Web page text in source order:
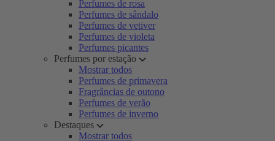
Perfumes de rosa
Perfumes de sândalo
Perfumes de vetiver
Perfumes de violeta
Perfumes picantes
Perfumes por estação
Mostrar todos
Perfumes de primavera
Fragrâncias de outono
Perfumes de verão
Perfumes de inverno
Destaques
Mostrar todos